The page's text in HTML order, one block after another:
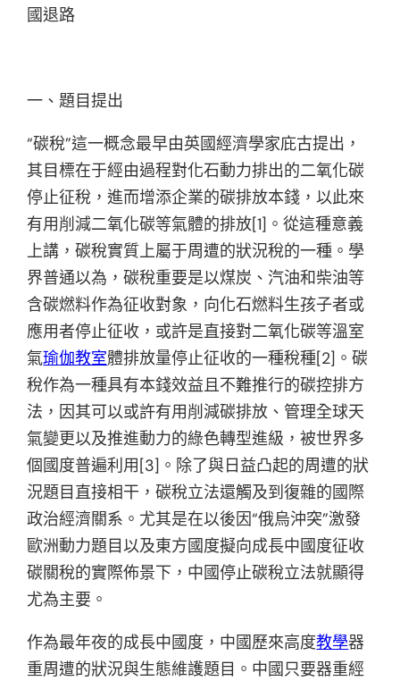
國退路
一、題目提出
“碳稅”這一概念最早由英國經濟學家庇古提出，
其目標在于經由過程對化石動力排出的二氧化碳
停止征稅，進而增添企業的碳排放本錢，以此來
有用削減二氧化碳等氣體的排放[1]。從這種意義
上講，碳稅實質上屬于周遭的狀況稅的一種。學
界普通以為，碳稅重要是以煤炭、汽油和柴油等
含碳燃料作為征收對象，向化石燃料生孩子者或
應用者停止征收，或許是直接對二氧化碳等溫室
氣瑜伽教室體排放量停止征收的一種稅種[2]。碳
稅作為一種具有本錢效益且不難推行的碳控排方
法，因其可以或許有用削減碳排放、管理全球天
氣變更以及推進動力的綠色轉型進級，被世界多
個國度普遍利用[3]。除了與日益凸起的周遭的狀
況題目直接相干，碳稅立法還觸及到復雜的國際
政治經濟關系。尤其是在以後因“俄烏沖突”激發
歐洲動力題目以及東方國度擬向成長中國度征收
碳關稅的實際佈景下，中國停止碳稅立法就顯得
尤為主要。
作為最年夜的成長中國度，中國歷來高度教學器
重周遭的狀況與生態維護題目。中國只要器重經